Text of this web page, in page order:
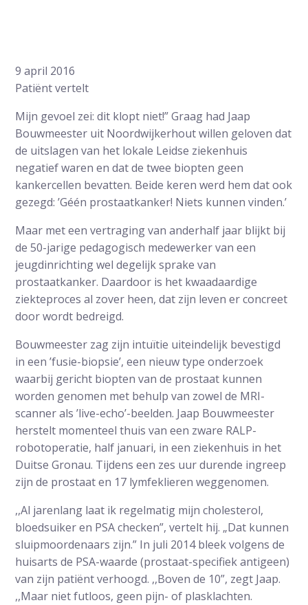
9 april 2016
Patiënt vertelt
Mijn gevoel zei: dit klopt niet!” Graag had Jaap
Bouwmeester uit Noordwijkerhout willen geloven dat
de uitslagen van het lokale Leidse ziekenhuis
negatief waren en dat de twee biopten geen
kankercellen bevatten. Beide keren werd hem dat ook
gezegd: ’Géén prostaatkanker! Niets kunnen vinden.’
Maar met een vertraging van anderhalf jaar blijkt bij
de 50-jarige pedagogisch medewerker van een
jeugdinrichting wel degelijk sprake van
prostaatkanker. Daardoor is het kwaadaardige
ziekteproces al zover heen, dat zijn leven er concreet
door wordt bedreigd.
Bouwmeester zag zijn intuïtie uiteindelijk bevestigd
in een ’fusie-biopsie’, een nieuw type onderzoek
waarbij gericht biopten van de prostaat kunnen
worden genomen met behulp van zowel de MRI-
scanner als ’live-echo’-beelden. Jaap Bouwmeester
herstelt momenteel thuis van een zware RALP-
robotoperatie, half januari, in een ziekenhuis in het
Duitse Gronau. Tijdens een zes uur durende ingreep
zijn de prostaat en 17 lymfeklieren weggenomen.
,,Al jarenlang laat ik regelmatig mijn cholesterol,
bloedsuiker en PSA checken”, vertelt hij. „Dat kunnen
sluipmoordenaars zijn.” In juli 2014 bleek volgens de
huisarts de PSA-waarde (prostaat-specifiek antigeen)
van zijn patiënt verhoogd. ,,Boven de 10”, zegt Jaap.
,,Maar niet futloos, geen pijn- of plasklachten.